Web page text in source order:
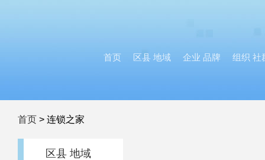
首页 区县 地域 企业 品牌 组织 社
首页 > 连锁之家
区县 地域